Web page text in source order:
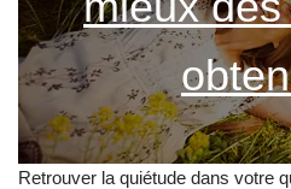
Retrouver la quiétude dans votre